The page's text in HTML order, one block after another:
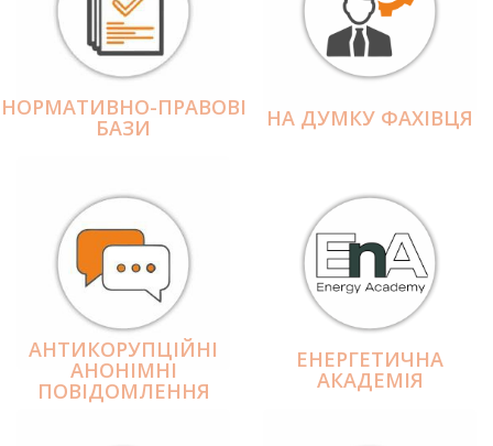
НОРМАТИВНО-ПРАВОВІ
БАЗИ НА ДУМКУ ФАХІВЦЯ
АНТИКОРУПЦІЙНІ
АНОНІМНІ
ПОВІДОМЛЕННЯ
ЕНЕРГЕТИЧНА
АКАДЕМІЯ